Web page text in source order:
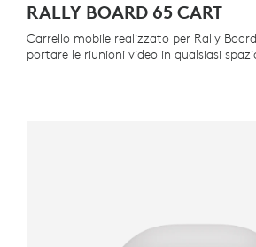
RALLY BOARD 65 CART
Carrello mobile realizzato per Rally
portare le riunioni video in qualsiasi